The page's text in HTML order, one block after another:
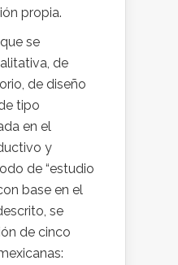
propia.
se
de
de diseño
tipo
en el
y
de “estudio
base en el
se
de cinco